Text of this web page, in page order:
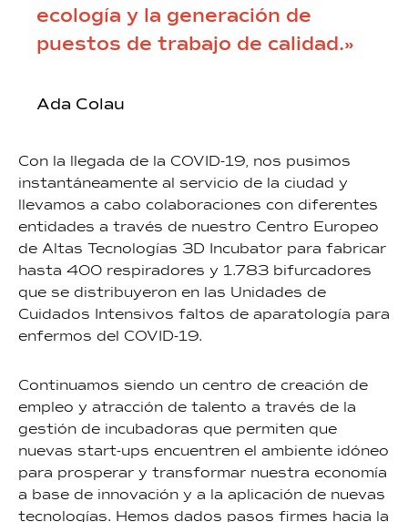
ecología y la generación de
puestos de trabajo de calidad.»
Ada Colau
Con la llegada de la COVID-19, nos pusimos
instantáneamente al servicio de la ciudad y
llevamos a cabo colaboraciones con diferentes
entidades a través de nuestro Centro Europeo
de Altas Tecnologías 3D Incubator para fabricar
hasta 400 respiradores y 1.783 bifurcadores
que se distribuyeron en las Unidades de
Cuidados Intensivos faltos de aparatología para
enfermos del COVID-19.
Continuamos siendo un centro de creación de
empleo y atracción de talento a través de la
gestión de incubadoras que permiten que
nuevas start-ups encuentren el ambiente idóneo
para prosperar y transformar nuestra economía
a base de innovación y a la aplicación de nuevas
tecnologías. Hemos dados pasos firmes hacia la